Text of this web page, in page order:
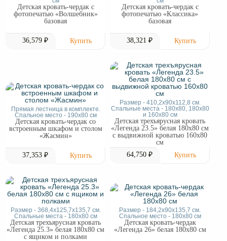
Детская кровать-чердак с
фотопечатью «Волшебник»
базовая
36,579 ₽
Детская кровать-чердак с
фотопечатью «Классика»
базовая
38,321 ₽
Прямая лестница в комплекте.
Спальное место - 190x80 см
Детская кровать-чердак со
встроенным шкафом и столом
«Жасмин»
37,353 ₽
Размер - 410,2х90х112,8 см.
Спальные места - 180x80, 180х80
и 160х80 см
Детская трехъярусная кровать
«Легенда 23.5» белая 180х80 см
с выдвижной кроватью 160х80
см
64,750 ₽
Размер - 368,4x125,7x135,7 см.
Спальные места - 180x80 см
Детская трехъярусная кровать
«Легенда 25.3» белая 180х80 см
с ящиком и полками
Размер - 184,2х90х135,7 см.
Спальное место - 180x80 см
Детская кровать-чердак
«Легенда 26» белая 180х80 см